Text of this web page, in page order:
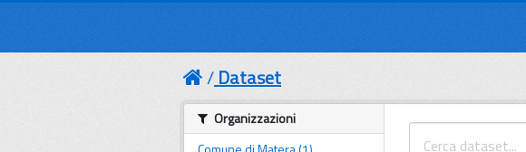
Dataset
Organizzazioni